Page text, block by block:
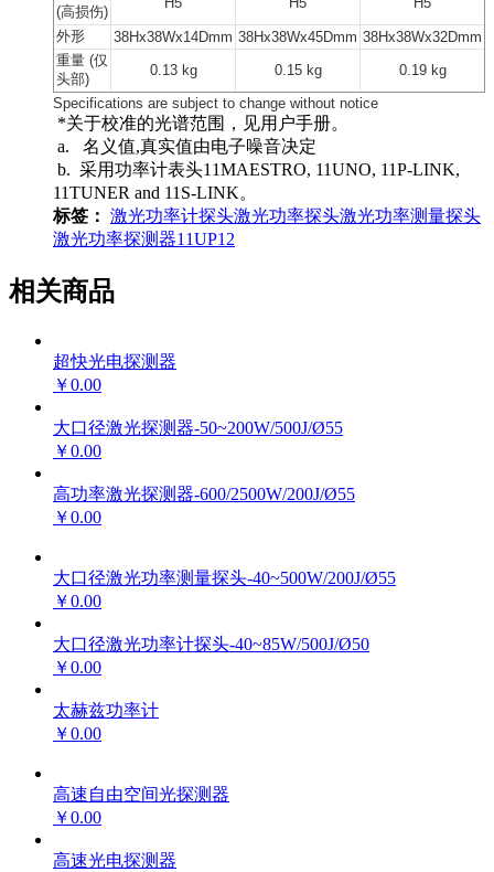
(高损伤)
外形
38Hx38Wx14Dmm 38Hx38Wx45Dmm 38Hx38Wx32Dmm
重量 (仅
头部)
0.13 kg 0.15 kg
0.19 kg
Specifications are subject to change without notice
*关于校准的光谱范围，见用户手册。
a. 名义值,真实值由电子噪音决定
b. 采用功率计表头11MAESTRO, 11UNO, 11P-LINK,
11TUNER and 11S-LINK。
标签： 激光功率计探头激光功率探头激光功率测量探头
激光功率探测器11UP12
相关商品
超快光电探测器
￥0.00
大口径激光探测器-50~200W/500J/Ø55
￥0.00
高功率激光探测器-600/2500W/200J/Ø55
￥0.00
大口径激光功率测量探头-40~500W/200J/Ø55
￥0.00
大口径激光功率计探头-40~85W/500J/Ø50
￥0.00
太赫兹功率计
￥0.00
高速自由空间光探测器
￥0.00
高速光电探测器